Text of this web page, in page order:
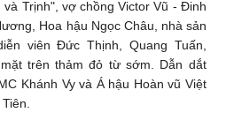
Trịnh", vợ chồng Victor Vũ - Đinh
Hoa hậu Ngọc Châu, nhà sản
viên Đức Thịnh, Quang Tuấn,
trên thảm đỏ từ sớm. Dẫn dắt
Khánh Vy và Á hậu Hoàn vũ Việt